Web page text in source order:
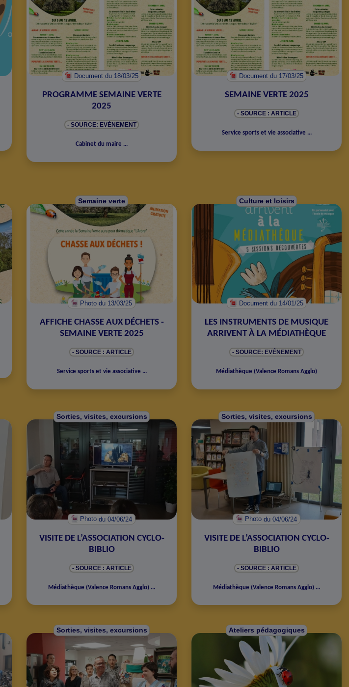
Document du 18/03/25
PROGRAMME SEMAINE VERTE
2025
- SOURCE: EVÉNEMENT
Cabinet du maire ...
Document du 17/03/25
SEMAINE VERTE 2025
- SOURCE : ARTICLE
Service sports et vie associative ...
Semaine verte
Photodu 13/03/25
AFFICHE CHASSE AUX DÉCHETS -
SEMAINE VERTE 2025
- SOURCE : ARTICLE
Service sports et vie associative ...
Culture et loisirs
Document du 14/01/25
LES INSTRUMENTS DE MUSIQUE
ARRIVENT À LA MÉDIATHÈQUE
- SOURCE: EVÉNEMENT
Médiathèque (Valence Romans Agglo)
Sorties, visites, excursions
Photodu 04/06/24
VISITE DE L’ASSOCIATION CYCLO-
BIBLIO
- SOURCE : ARTICLE
Médiathèque (Valence Romans Agglo) ...
Sorties, visites, excursions
Photodu 04/06/24
VISITE DE L’ASSOCIATION CYCLO-
BIBLIO
- SOURCE : ARTICLE
Médiathèque (Valence Romans Agglo) ...
Sorties, visites, excursions Ateliers pédagogiques